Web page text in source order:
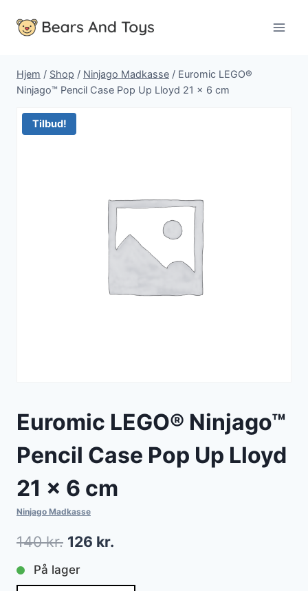
Hjem / Shop / Ninjago Madkasse / Euromic LEGO®
Ninjago™ Pencil Case Pop Up Lloyd 21 x 6 cm
Tilbud!
Euromic LEGO® Ninjago™
Pencil Case Pop Up Lloyd
21 x 6 cm
Ninjago Madkasse
140kr. Den
oprindelige
126 kr.
På lager